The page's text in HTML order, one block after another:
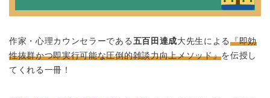
作家・心理カウンセラーである 五百田達成大先生による『即効
性抜群かつ即実行可能な圧倒的雑談力向上メソッド』を伝授し
てくれる一冊！